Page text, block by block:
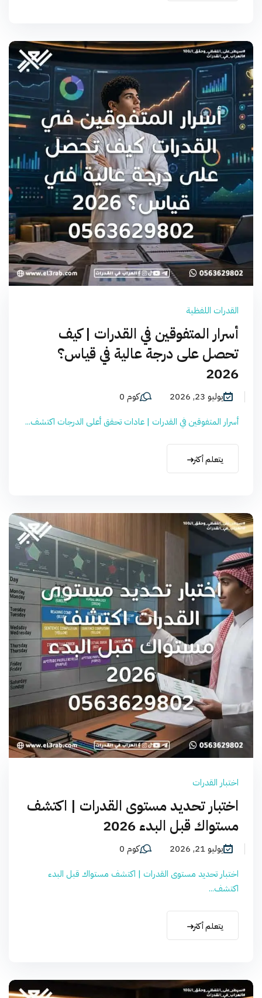
القدرات اللفظية
أسرار المتفوقين في القدرات | كيف
تحصل على درجة عالية في قياس؟
2026
يوليو 23, 2026
كوم 0
أسرار المتفوقين في القدرات | عادات تحقق أعلى الدرجات اكتشف...
يتعلم أكثر
اختبار القدرات
اختبار تحديد مستوى القدرات | اكتشف
مستواك قبل البدء 2026
يوليو 21, 2026
كوم 0
اختبار تحديد مستوى القدرات | اكتشف مستواك قبل البدء
اكتشف...
يتعلم أكثر